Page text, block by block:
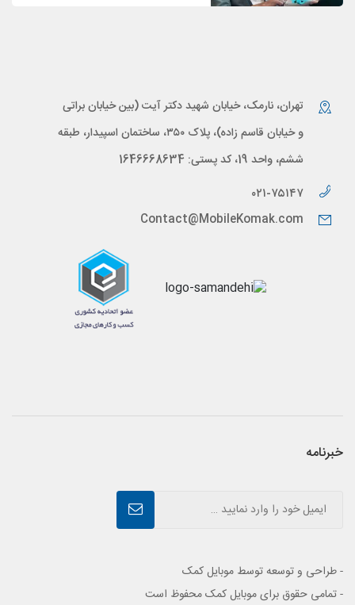
تهران، نارمک، خیابان شهید دکتر آیت (بین خیابان براتی
و خیابان قاسم زاده)، پلاک ۳۵۰، ساختمان اسپیدار، طبقه
ششم، واحد 19، کد پستی: 1646668634
۰۲۱-۷۵۱۴۷
Contact@MobileKomak.com
خبرنامه
- طراحی و توسعه توسط موبایل کمک
- تمامی حقوق برای موبایل کمک محفوظ است